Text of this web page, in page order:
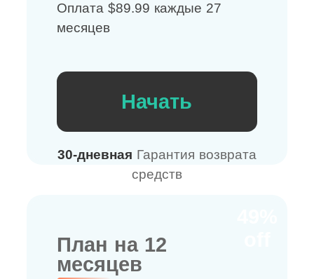
Оплата $89.99 каждые 27
месяцев
Начать
30-дневная Гарантия возврата
средств
План на 12
месяцев